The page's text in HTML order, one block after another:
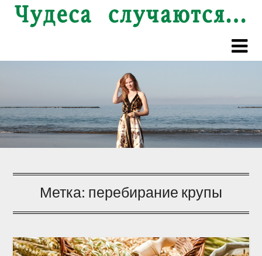
Перейти
Метка: перебирание крупы